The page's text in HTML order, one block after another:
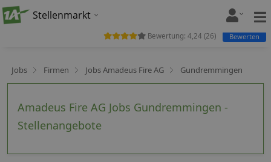
Stellenmarkt
Jobs Firmen Jobs Amadeus Fire AG Gundremmingen
Amadeus Fire AG Jobs Gundremmingen -
Stellenangebote
Bewertung: 4,24 (26) Bewerten